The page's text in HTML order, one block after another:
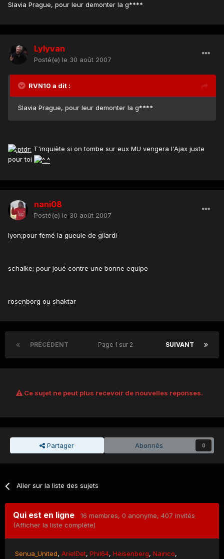
Slavia Prague, pour leur demonter la g****
Lylyvan
Posté(e) le 30 août 2007
RVN10 a dit :
Slavia Prague, pour leur demonter la g****
T'inquiète si on tombe sur eux MU vengera l'Ajax juste
pour toi
nani08
Posté(e) le 30 août 2007
lyon;pour femé la gueule de gilardi
schalke; pour joué contre une bonne equipe
rosenborg ou shaktar
PRÉCÉDENT SUIVANT
Page 1 sur 2
Ce sujet ne peut plus recevoir de nouvelles réponses.
Partager Abonnés 0
Aller sur la liste des sujets
Qui est en ligne 16 membres, 0 anonyme, 407 invités
(Afficher la liste complète)
Senua_United ArielDet Phil64 Heisenberg Nainco